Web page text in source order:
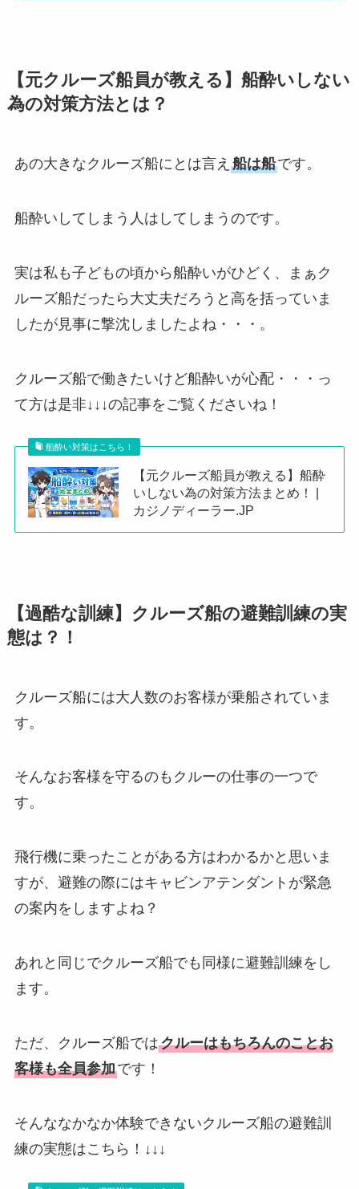
【元クルーズ船員が教える】船酔いしない
為の対策方法とは？
あの大きなクルーズ船にとは言え 船は船です。
船酔いしてしまう人はしてしまうのです。
実は私も子どもの頃から船酔いがひどく、まぁク
ルーズ船だったら大丈夫だろうと高を括っていま
したが見事に撃沈しましたよね・・・。
クルーズ船で働きたいけど船酔いが心配・・・っ
て方は是非↓↓↓の記事をご覧くださいね！
船酔い対策はこちら！
【元クルーズ船員が教える】船酔
いしない為の対策方法まとめ！ |
カジノディーラー.JP
【過酷な訓練】クルーズ船の避難訓練の実
態は？！
クルーズ船には大人数のお客様が乗船されていま
す。
そんなお客様を守るのもクルーの仕事の一つで
す。
飛行機に乗ったことがある方はわかるかと思いま
すが、避難の際にはキャビンアテンダントが緊急
の案内をしますよね？
あれと同じでクルーズ船でも同様に避難訓練をし
ます。
ただ、クルーズ船ではクルーはもちろんのことお
客様も全員参加です！
そんななかなか体験できないクルーズ船の避難訓
練の実態はこちら！↓↓↓